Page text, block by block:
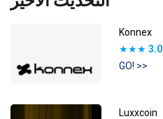
Konnex
★★★ 3.0
GO! >>
Luxxcoin